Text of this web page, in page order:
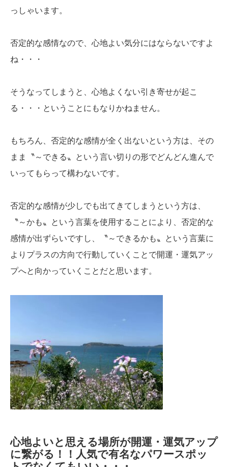
っしゃいます。
否定的な感情なので、心地よい気分にはならないですよ
ね・・・
そうなってしまうと、心地よくない引き寄せが起こ
る・・・ということにもなりかねません。
もちろん、否定的な感情が全く出ないという方は、その
まま〝～できる〟という言い切りの形でどんどん進んで
いってもらって構わないです。
否定的な感情が少しでも出てきてしまうという方は、
〝～かも〟という言葉を使用することにより、否定的な
感情が出ずらいですし、〝～できるかも〟という言葉に
よりプラスの方向で行動していくことで開運・運気アッ
プへと向かっていくことだと思います。
心地よいと思える場所が開運・運気アップ
に繋がる！！人気で有名なパワースポッ